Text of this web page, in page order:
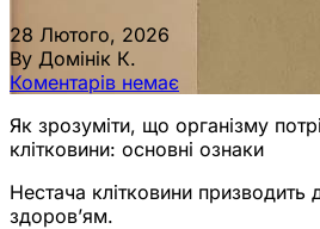
28 Лютого, 2026
By Домінік К.
Коментарів немає
Як зрозуміти, що організму
клітковини: основні ознаки
Нестача клітковини призводить
здоров’ям.